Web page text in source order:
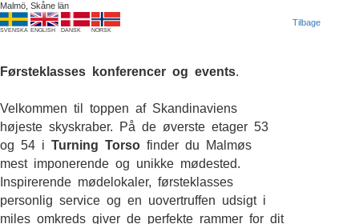
Malmö, Skåne län
SVENSKA ENGLISH DANSK NORSK
Tilbage
Førsteklasses konferencer og events.
Velkommen til toppen af Skandinaviens
højeste skyskraber. På de øverste etager 53
og 54 i Turning Torso finder du Malmøs
mest imponerende og unikke mødested.
Inspirerende mødelokaler, førsteklasses
personlig service og en uovertruffen udsigt i
miles omkreds giver de perfekte rammer for dit